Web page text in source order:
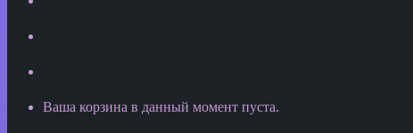
Просмотреть
Ваша корзина в данный момент пуста.